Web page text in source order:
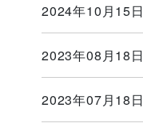
2024年10月15日
2023年08月18日
2023年07月18日